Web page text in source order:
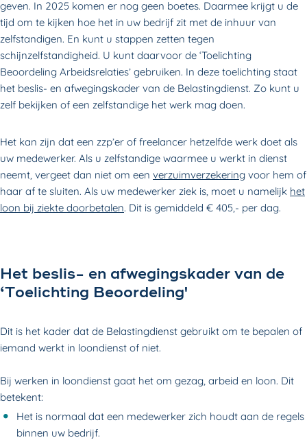
geven. In 2025 komen er nog geen boetes. Daarmee krijgt u de
tijd om te kijken hoe het in uw bedrijf zit met de inhuur van
zelfstandigen. En kunt u stappen zetten tegen
schijnzelfstandigheid. U kunt daarvoor de ‘Toelichting
Beoordeling Arbeidsrelaties’ gebruiken. In deze toelichting staat
het beslis- en afwegingskader van de Belastingdienst. Zo kunt u
zelf bekijken of een zelfstandige het werk mag doen.
Het kan zijn dat een zzp’er of freelancer hetzelfde werk doet als
uw medewerker. Als u zelfstandige waarmee u werkt in dienst
neemt, vergeet dan niet om een verzuimverzekering voor hem of
haar af te sluiten. Als uw medewerker ziek is, moet u namelijk het
loon bij ziekte doorbetalen. Dit is gemiddeld € 405,- per dag.
Het beslis- en afwegingskader van de
‘Toelichting Beoordeling'
Dit is het kader dat de Belastingdienst gebruikt om te bepalen of
iemand werkt in loondienst of niet.
Bij werken in loondienst gaat het om gezag, arbeid en loon. Dit
betekent:
Het is normaal dat een medewerker zich houdt aan de regels
binnen uw bedrijf.